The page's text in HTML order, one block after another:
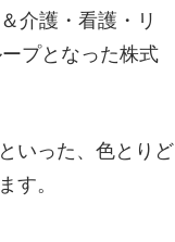
介護・看護・リ
プとなった株式
いった、色とりど
す。